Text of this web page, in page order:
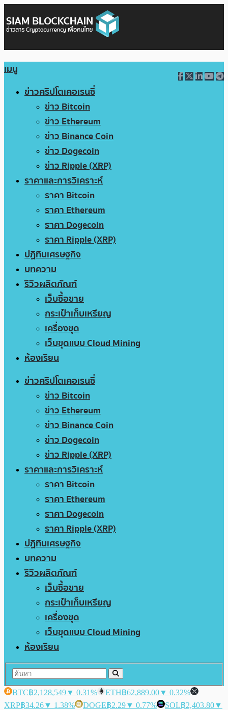
เมนู
ข่าวคริปโตเคอเรนซี่
ข่าว Bitcoin
ข่าว Ethereum
ข่าว Binance Coin
ข่าว Dogecoin
ข่าว Ripple (XRP)
ราคาและการวิเคราะห์
ราคา Bitcoin
ราคา Ethereum
ราคา Dogecoin
ราคา Ripple (XRP)
ปฏิทินเศรษฐกิจ
บทความ
รีวิวผลิตภัณฑ์
เว็บซื้อขาย
กระเป๋าเก็บเหรียญ
เครื่องขุด
เว็บขุดแบบ Cloud Mining
ห้องเรียน
ข่าวคริปโตเคอเรนซี่
ข่าว Bitcoin
ข่าว Ethereum
ข่าว Binance Coin
ข่าว Dogecoin
ข่าว Ripple (XRP)
ราคาและการวิเคราะห์
ราคา Bitcoin
ราคา Ethereum
ราคา Dogecoin
ราคา Ripple (XRP)
ปฏิทินเศรษฐกิจ
บทความ
รีวิวผลิตภัณฑ์
เว็บซื้อขาย
กระเป๋าเก็บเหรียญ
เครื่องขุด
เว็บขุดแบบ Cloud Mining
ห้องเรียน
BTC฿2,128,549▼ 0.31% ETH฿62,889.00▼ 0.32%
XRP฿34.26▼ 1.38% DOGE฿2.29▼ 0.77% SOL฿2,403.80▼